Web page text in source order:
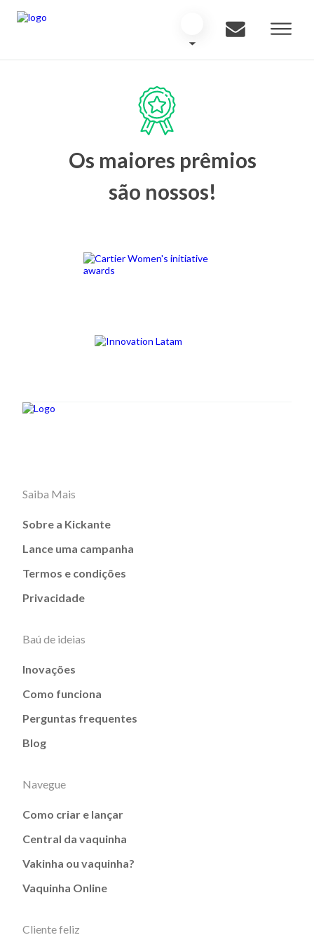
Os maiores prêmios
são nossos!
Saiba Mais
Sobre a Kickante
Lance uma campanha
Termos e condições
Privacidade
Baú de ideias
Inovações
Como funciona
Perguntas frequentes
Blog
Navegue
Como criar e lançar
Central da vaquinha
Vakinha ou vaquinha?
Vaquinha Online
Cliente feliz